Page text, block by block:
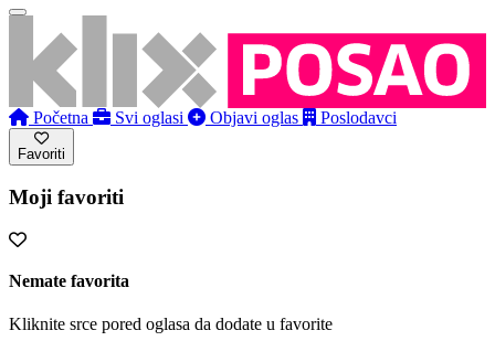
Početna Svi oglasi Objavi oglas Poslodavci
Favoriti
Moji favoriti
Nemate favorita
Kliknite srce pored oglasa da dodate u favorite